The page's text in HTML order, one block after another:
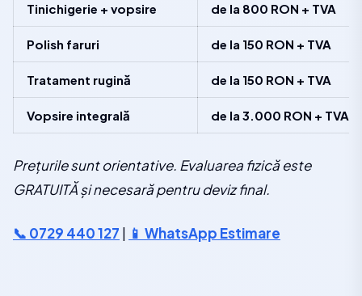
Tinichigerie + vopsire de la 800 RON + TVA
Polish faruri de la 150 RON + TVA
Tratament rugină de la 150 RON + TVA
Vopsire integrală de la 3.000 RON + TVA
Prețurile sunt orientative. Evaluarea fizică este
GRATUITĂ și necesară pentru deviz final.
📞 0729 440 127 | 📱 WhatsApp Estimare